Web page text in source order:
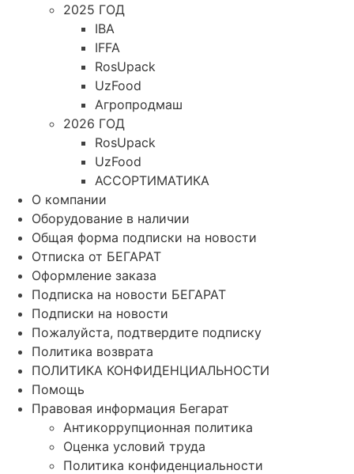
2025 ГОД
IBA
IFFA
RosUpack
UzFood
Агропродмаш
2026 ГОД
RosUpack
UzFood
АССОРТИМАТИКА
О компании
Оборудование в наличии
Общая форма подписки на новости
Отписка от БЕГАРАТ
Оформление заказа
Подписка на новости БЕГАРАТ
Подписки на новости
Пожалуйста, подтвердите подписку
Политика возврата
ПОЛИТИКА КОНФИДЕНЦИАЛЬНОСТИ
Помощь
Правовая информация Бегарат
Антикоррупционная политика
Оценка условий труда
Политика конфиденциальности